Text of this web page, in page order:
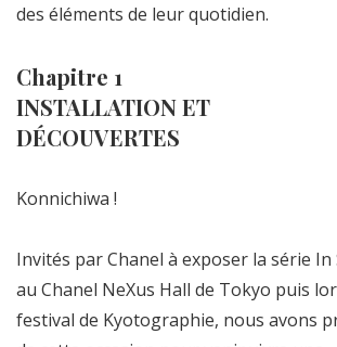
des éléments de leur quotidien.
Chapitre 1
INSTALLATION ET
DÉCOUVERTES
Konnichiwa !
Invités par Chanel à exposer la série In
au Chanel NeXus Hall de Tokyo puis
festival de Kyotographie, nous avons